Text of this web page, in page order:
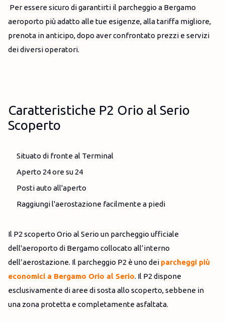
Per essere sicuro di garantirti il parcheggio a Bergamo
aeroporto più adatto alle tue esigenze, alla tariffa migliore,
prenota in anticipo, dopo aver confrontato prezzi e servizi
dei diversi operatori.
Caratteristiche P2 Orio al Serio
Scoperto
Situato di fronte al Terminal
Aperto 24 ore su 24
Posti auto all'aperto
Raggiungi l'aerostazione facilmente a piedi
Il P2 scoperto Orio al Serio un parcheggio ufficiale
dell'aeroporto di Bergamo collocato all’interno
dell’aerostazione. Il parcheggio P2 è uno dei parcheggi più
economici a Bergamo Orio al Serio. Il P2 dispone
esclusivamente di aree di sosta allo scoperto, sebbene in
una zona protetta e completamente asfaltata.